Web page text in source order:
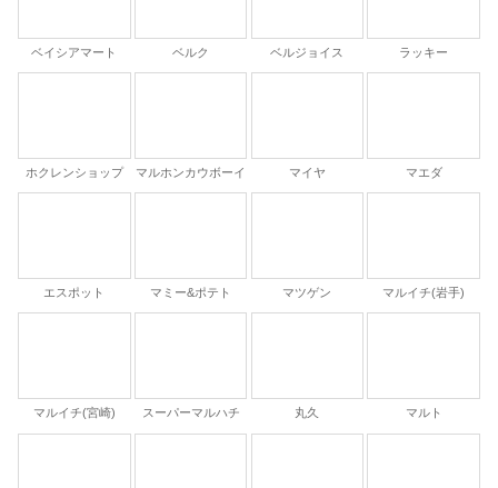
ベイシアマート ベルク ベルジョイス ラッキー
ホクレンショップ マルホンカウボーイ マイヤ マエダ
エスポット マミー&ポテト マツゲン マルイチ(岩手)
マルイチ(宮崎) スーパーマルハチ 丸久 マルト